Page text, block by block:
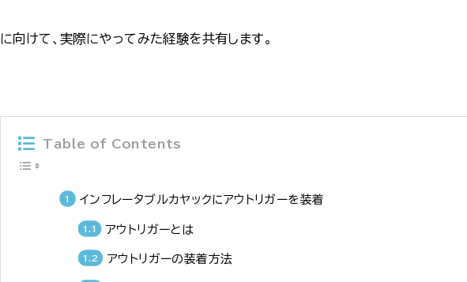
に向けて、実際にやってみた経験を共有します。
Table of Contents
インフレータブルカヤックにアウトリガーを装着
アウトリガーとは
アウトリガーの装着方法